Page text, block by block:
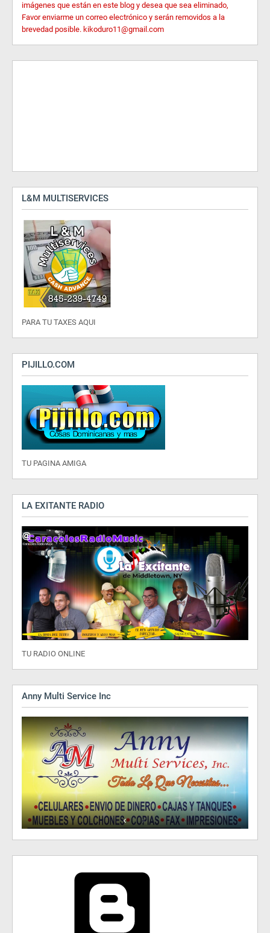
imágenes que están en este blog y desea que sea eliminado,
Favor enviarme un correo electrónico y serán removidos a la
brevedad posible. kikoduro11@gmail.com
L&M MULTISERVICES
PARA TU TAXES AQUI
PIJILLO.COM
TU PAGINA AMIGA
LA EXITANTE RADIO
TU RADIO ONLINE
Anny Multi Service Inc